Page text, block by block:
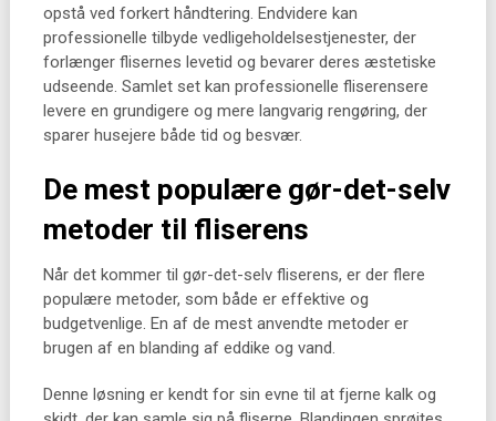
opstå ved forkert håndtering. Endvidere kan
professionelle tilbyde vedligeholdelsestjenester, der
forlænger flisernes levetid og bevarer deres æstetiske
udseende. Samlet set kan professionelle fliserensere
levere en grundigere og mere langvarig rengøring, der
sparer husejere både tid og besvær.
De mest populære gør-det-selv
metoder til fliserens
Når det kommer til gør-det-selv fliserens, er der flere
populære metoder, som både er effektive og
budgetvenlige. En af de mest anvendte metoder er
brugen af en blanding af eddike og vand.
Denne løsning er kendt for sin evne til at fjerne kalk og